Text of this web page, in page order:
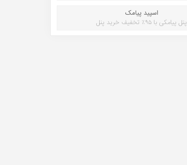
اسپید پیامک
پنل پیامکی با ۹۵٪ تخفیف خرید پنل